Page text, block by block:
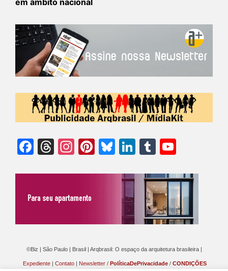
Facebook
Threads
Instagram
Pinterest
Bluesky
LinkedIn
Tumblr
©Biz | São Paulo | Brasil | Arqbrasil: O espaço da arquitetura brasileira |
Expediente Contato Newsletter / PolíticaDePrivacidade / CONDIÇÕES